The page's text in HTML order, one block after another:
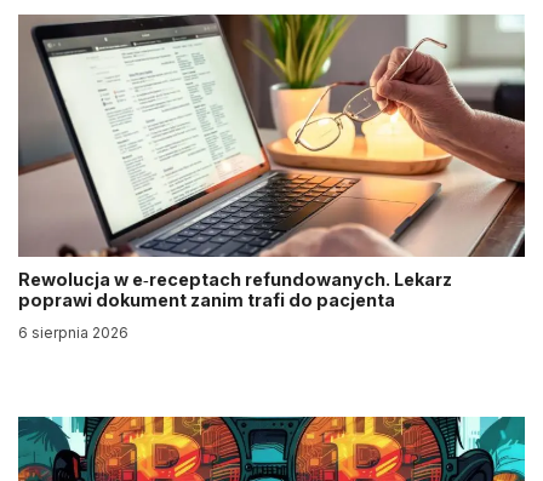
Rewolucja w e‑receptach refundowanych. Lekarz
poprawi dokument zanim trafi do pacjenta
6 sierpnia 2026